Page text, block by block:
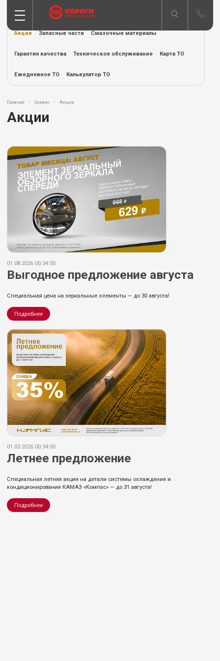
Акции Запасные части Смазочные материалы
Гарантия качества Техническое обслуживание Карта ТО
Ежедневное ТО Калькулятор ТО
Главная Сервис Акции
Акции
01.08.2026 00:34:00
Выгодное предложение августа
Специальная цена на зеркальные элементы — до 30 августа!
Подробнее
01.03.2026 00:34:00
Летнее предложение
Специальная летняя акция на детали системы охлаждения и
кондиционирования КАМАЗ «Компас» — до 31 августа!
Подробнее